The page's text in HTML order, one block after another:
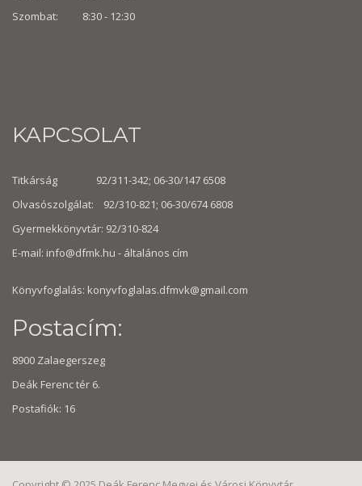
Szombat: 8:30 - 12:30
KAPCSOLAT
Titkárság 92/311-342; 06-30/147 6508
Olvasószolgálat: 92/310-821; 06-30/674 6808
Gyermekkönyvtár: 92/310-824
E-mail: info@dfmk.hu - általános cím
Könyvfoglalás: konyvfoglalas.dfmvk@gmail.com
Postacím:
8900 Zalaegerszeg
Deák Ferenc tér 6.
Postafiók: 16